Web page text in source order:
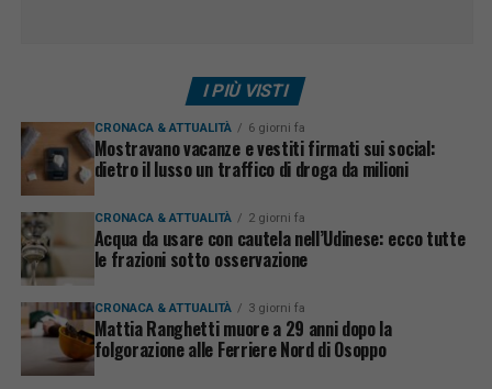
I PIÙ VISTI
CRONACA & ATTUALITÀ 6 giorni fa
Mostravano vacanze e vestiti firmati sui social:
dietro il lusso un traffico di droga da milioni
CRONACA & ATTUALITÀ 2 giorni fa
Acqua da usare con cautela nell’Udinese: ecco tutte
le frazioni sotto osservazione
CRONACA & ATTUALITÀ 3 giorni fa
Mattia Ranghetti muore a 29 anni dopo la
folgorazione alle Ferriere Nord di Osoppo